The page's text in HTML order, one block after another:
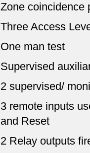
Zone coincidence
Three Access
One man test
Supervised
2 supervised/
3 remote inputs
and Reset
2 Relay outputs